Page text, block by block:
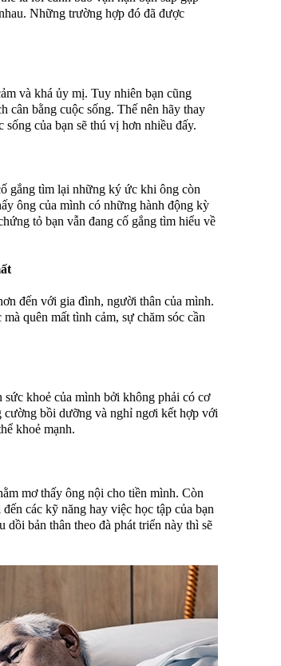
Những trường hợp đó đã được
và khá ủy mị. Tuy nhiên bạn cũng
cân bằng cuộc sống. Thế nên hãy thay
của bạn sẽ thú vị hơn nhiều đấy.
gắng tìm lại những ký ức khi ông còn
ông của mình có những hành động kỳ
tỏ bạn vẫn đang cố gắng tìm hiểu về
đến với gia đình, người thân của mình.
quên mất tình cảm, sự chăm sóc cần
khoẻ của mình bởi không phải có cơ
cường bồi dưỡng và nghỉ ngơi kết hợp với
khoẻ mạnh.
mơ thấy ông nội cho tiền mình. Còn
các kỹ năng hay việc học tập của bạn
dồi bản thân theo đà phát triển này thì sẽ